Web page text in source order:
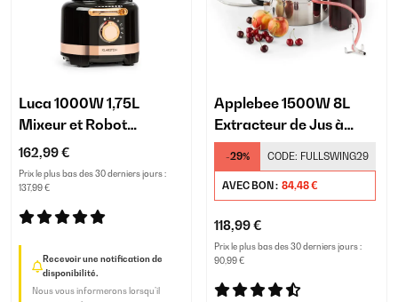
Luca 1000W 1,75L
Mixeur et Robot
Ménager Noir
162,99 €
Prix le plus bas des 30 derniers jours :
137,99 €
Recevoir une notification de
disponibilité.
Nous vous informerons lorsqu’il
Applebee 1500W 8L
Extracteur de Jus à
Vapeur Argent
-29% CODE: FULLSWING29
AVEC BON : 84,48 €
118,99 €
Prix le plus bas des 30 derniers jours :
90,99 €